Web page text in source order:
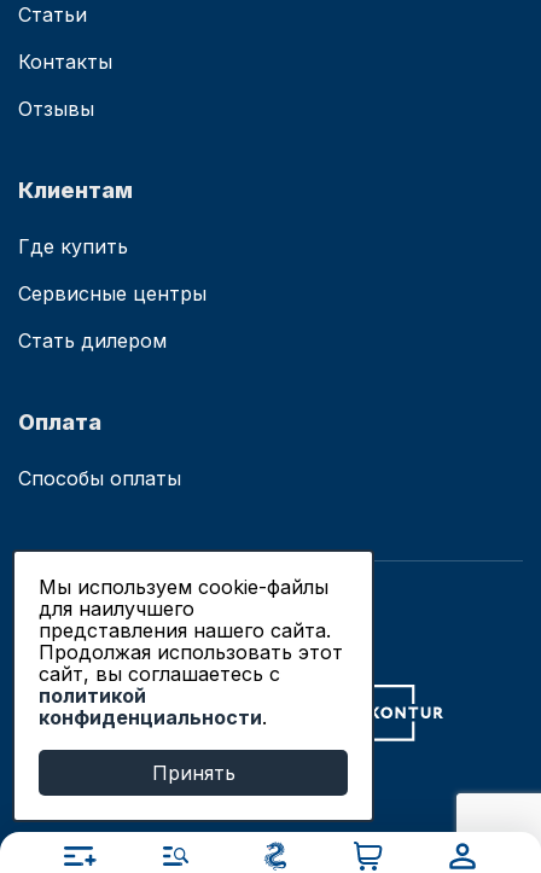
Статьи
Контакты
Отзывы
Клиентам
Где купить
Сервисные центры
Стать дилером
Оплата
Способы оплаты
© 2019 - 2026 ООО «Сианово»
Политика конфиденциальности
Разработка сайтов в Новосибирске
Продвижение сайтов
Мы используем cookie-файлы
для наилучшего
представления нашего сайта.
Продолжая использовать этот
сайт, вы соглашаетесь c
политикой
конфиденциальности.
Принять